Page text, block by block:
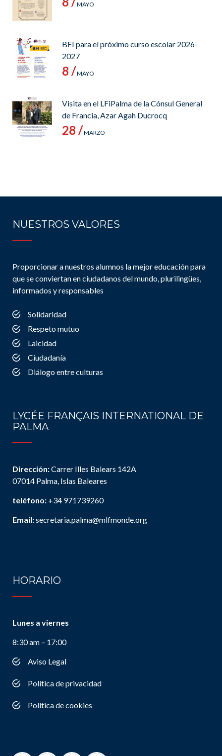
MAYO
BFI para el próximo curso escolar 2026-
2027
8 /MAYO
Visita en el LFiPalma de la Cónsul General
de Francia, Azar Agah Ducrocq
28 /MARZO
NUESTROS VALORES
Proporcionar a nuestros alumnos la mejor educación para
que se conviertan en ciudadanos del mundo, plurilingües,
informados y responsables
Solidaridad
Respeto mutuo
Laicidad
Ciudadanía
Diálogo entre culturas
LYCÉE FRANÇAIS INTERNATIONAL DE
PALMA
Dirección:Carrer Illes Balears 142A
07014 Palma, Islas Baleares
teléfono: +34 971739260
Email:secretaria.palma@mlfmonde.org
HORARIO
Lunes a viernes
8:30 am – 17:00
Aviso Legal
Política de privacidad
Política de cookies